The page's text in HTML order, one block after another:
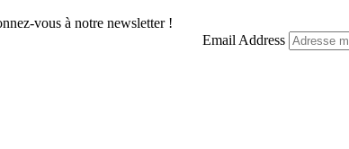
vous à notre newsletter !
Email Address